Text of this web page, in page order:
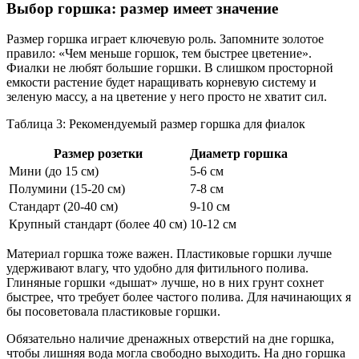
Выбор горшка: размер имеет значение
Размер горшка играет ключевую роль. Запомните золотое
правило: «Чем меньше горшок, тем быстрее цветение».
Фиалки не любят большие горшки. В слишком просторной
емкости растение будет наращивать корневую систему и
зеленую массу, а на цветение у него просто не хватит сил.
Таблица 3: Рекомендуемый размер горшка для фиалок
Размер розетки
Диаметр горшка
Мини (до 15 см)
5-6 см
Полумини (15-20 см)
7-8 см
Стандарт (20-40 см)
9-10 см
Крупный стандарт (более 40 см) 10-12 см
Материал горшка тоже важен. Пластиковые горшки лучше
удерживают влагу, что удобно для фитильного полива.
Глиняные горшки «дышат» лучше, но в них грунт сохнет
быстрее, что требует более частого полива. Для начинающих я
бы посоветовала пластиковые горшки.
Обязательно наличие дренажных отверстий на дне горшка,
чтобы лишняя вода могла свободно выходить. На дно горшка